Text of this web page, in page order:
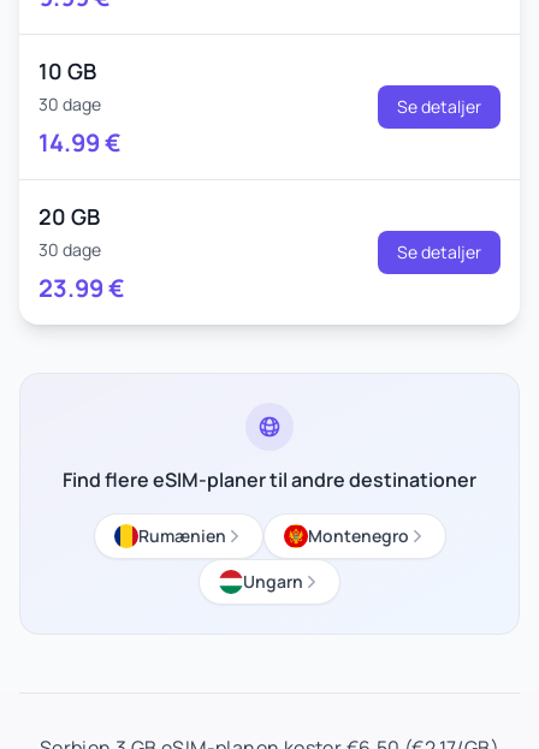
10 GB
30 dage
14.99€
Se detaljer
20 GB
30 dage
23.99€
Se detaljer
Find flere eSIM-planer til andre destinationer
Rumænien
Montenegro
Ungarn